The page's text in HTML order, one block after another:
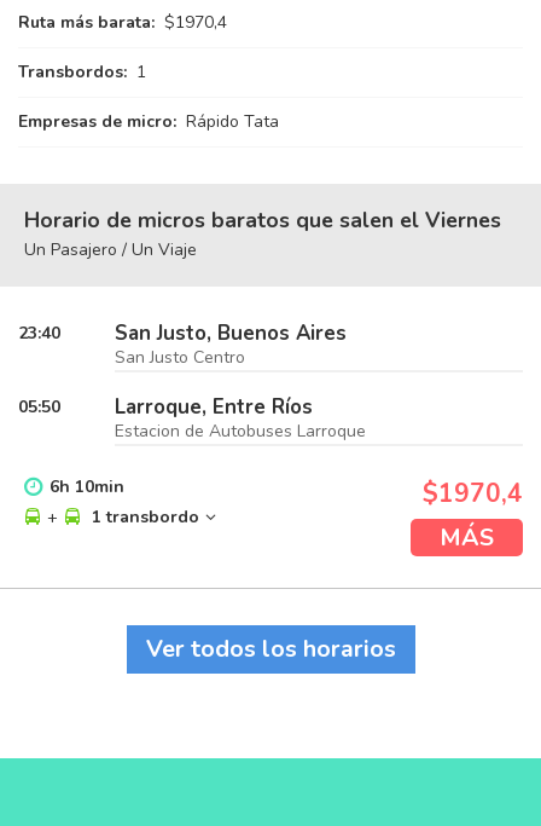
Ruta más barata: $1970,4
Transbordos: 1
Empresas de micro: Rápido Tata
Horario de micros baratos que salen el Viernes
Un Pasajero / Un Viaje
23:40 San Justo, Buenos Aires
San Justo Centro
05:50 Larroque, Entre Ríos
Estacion de Autobuses Larroque
6h 10min
+
1 transbordo
$1970,4
MÁS
Ver todos los horarios